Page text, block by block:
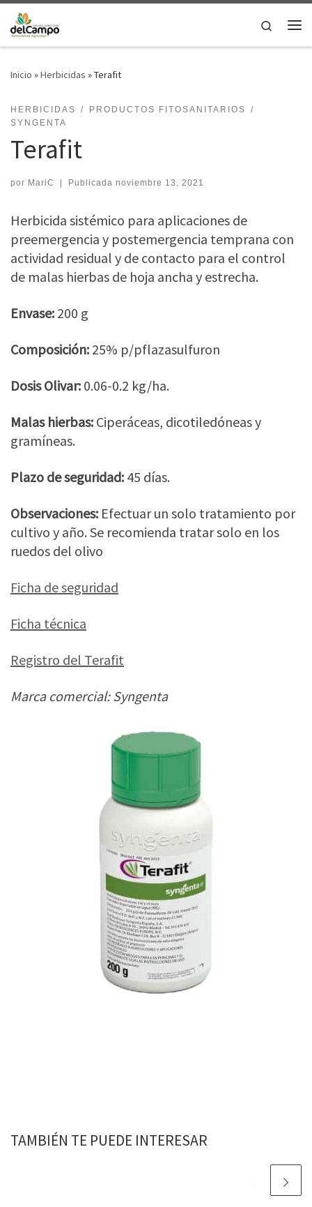
Saltar al contenido
Search
Inicio »Herbicidas »Terafit
HERBICIDAS
PRODUCTOS FITOSANITARIOS
SYNGENTA
Terafit
por MariC Publicada noviembre 13, 2021
Herbicida sistémico para aplicaciones de
preemergencia y postemergencia temprana con
actividad residual y de contacto para el control
de malas hierbas de hoja ancha y estrecha.
Envase: 200 g
Composición: 25% p/pflazasulfuron
Dosis Olivar: 0.06-0.2 kg/ha.
Malas hierbas: Ciperáceas, dicotiledóneas y
gramíneas.
Plazo de seguridad: 45 días.
Observaciones: Efectuar un solo tratamiento por
cultivo y año. Se recomienda tratar solo en los
ruedos del olivo
Ficha de seguridad
Ficha técnica
Registro del Terafit
Marca comercial: Syngenta
TAMBIÉN TE PUEDE INTERESAR